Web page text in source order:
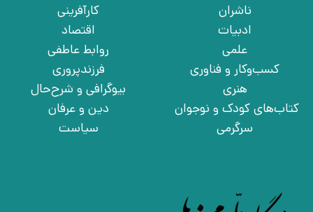
ناشران
ادبیات
علمی
کسب‌وکار و فناوری
هنری
کتاب‌های کودک و نوجوان
سرگرمی
کارآفرینی
اقتصاد
روابط عاطفی
فرزندپروری
بیوگرافی و شرح‌حال
دین و عرفان
سیاست